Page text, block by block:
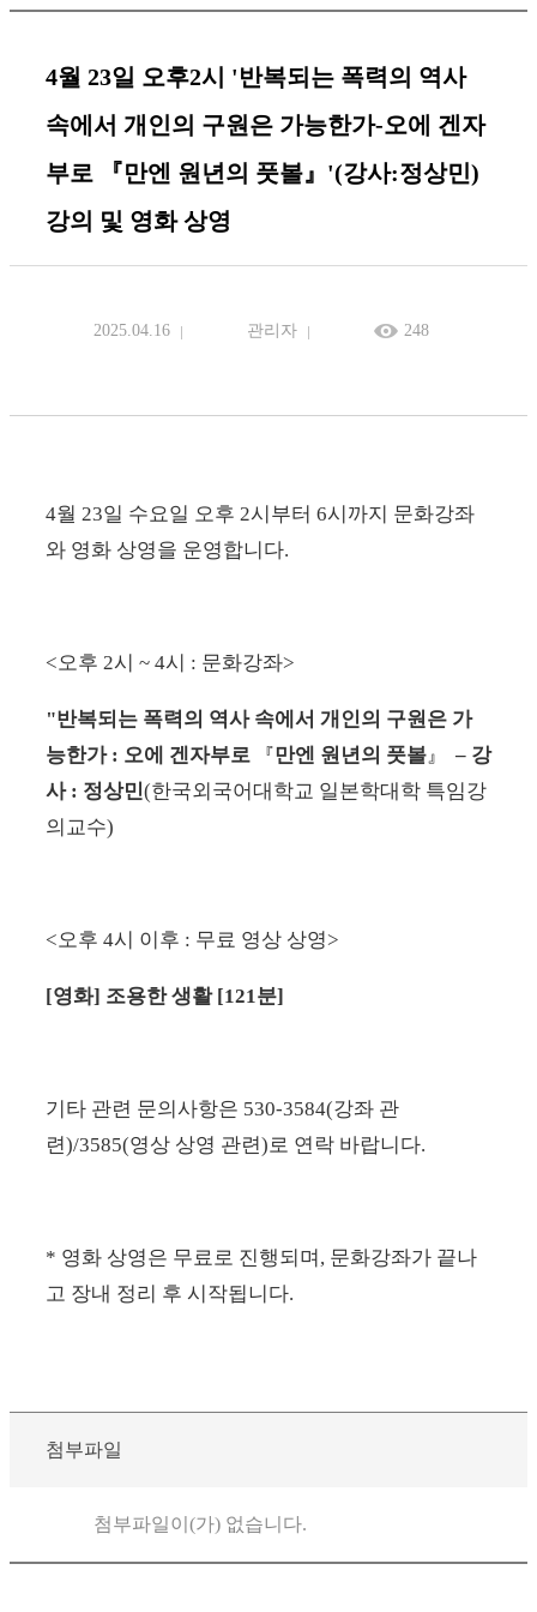
4월 23일 오후2시 '반복되는 폭력의 역사
속에서 개인의 구원은 가능한가-오에 겐자
부로 『만엔 원년의 풋볼』'(강사:정상민)
강의 및 영화 상영
2025.04.16 관리자 248
4월 23일 수요일 오후 2시부터 6시까지 문화강좌
와 영화 상영을 운영합니다.
<오후 2시 ~ 4시 : 문화강좌>
"반복되는 폭력의 역사 속에서 개인의 구원은 가
능한가 : 오에 겐자부로
『만엔 원년의 풋볼 』 – 강
사 : 정상민(한국외국어대학교 일본학대학 특임강
의교수)
<오후 4시 이후 : 무료 영상 상영>
[영화] 조용한 생활 [121분]
기타 관련 문의사항은 530-3584(강좌 관
련)/3585(영상 상영 관련)로 연락 바랍니다.
* 영화 상영은 무료로 진행되며 , 문화강좌가 끝나
고 장내 정리 후 시작됩니다.
첨부파일
첨부파일이(가) 없습니다.